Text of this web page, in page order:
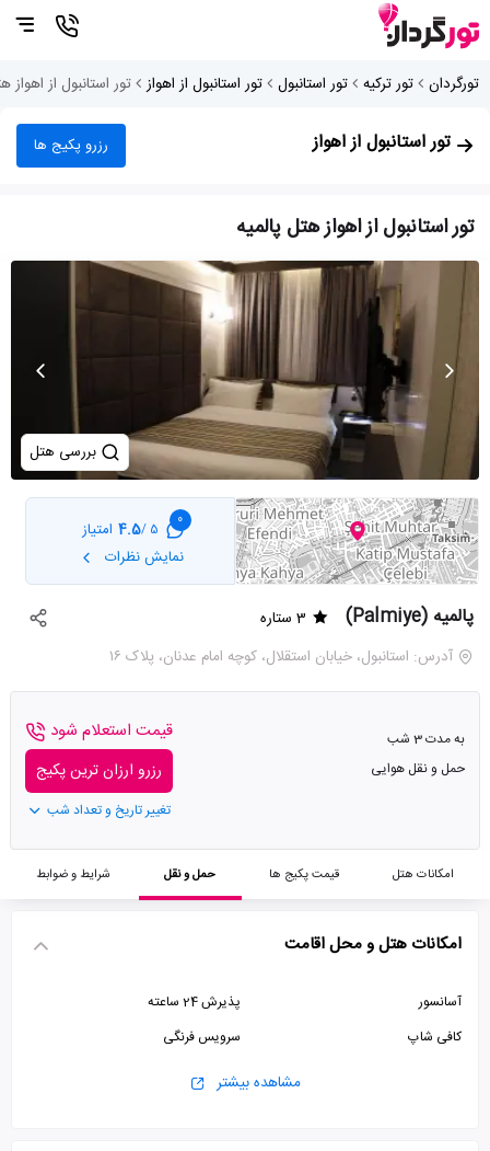
تورگردان تور ترکیه تور استانبول تور استانبول از اهواز تور استانبول از اهواز
تور استانبول از اهواز رزرو پکیج ها
تور استانبول از اهواز هتل پالمیه
بررسی هتل
0
5 /
4.5 امتیاز
نمایش نظرات
پالمیه (Palmiye)
3 ستاره
آدرس: استانبول، خیابان استقلال، کوچه امام عدنان، پلاک ۱۶
به مدت 3 شب
حمل و نقل هوایی
قیمت استعلام شود
رزرو ارزان ترین پکیج
تغییر تاریخ و تعداد شب
امکانات هتل قیمت پکیج ها حمل و نقل شرایط و ضوابط
امکانات هتل و محل اقامت
آسانسور
پذیرش 24 ساعته
کافی شاپ
سرویس فرنگی
مشاهده بیشتر